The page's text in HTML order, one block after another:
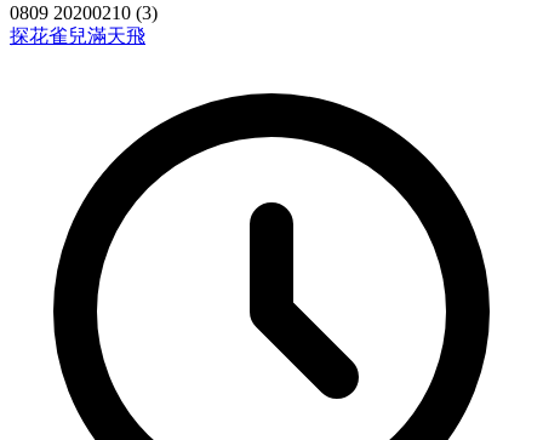
0809 20200210 (3)
探花雀兒滿天飛